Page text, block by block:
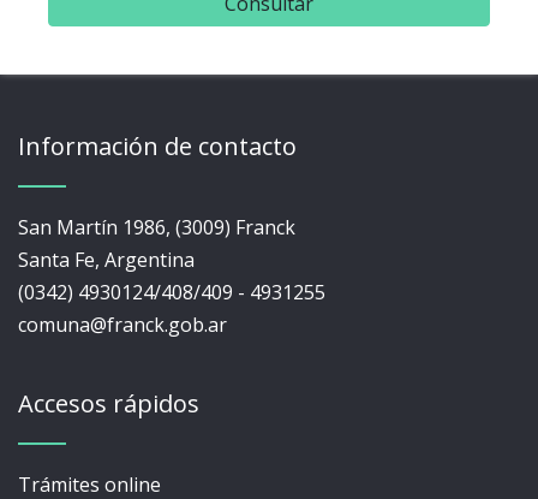
Información de contacto
San Martín 1986, (3009) Franck
Santa Fe, Argentina
(0342) 4930124/408/409 - 4931255
comuna@franck.gob.ar
Accesos rápidos
Trámites online